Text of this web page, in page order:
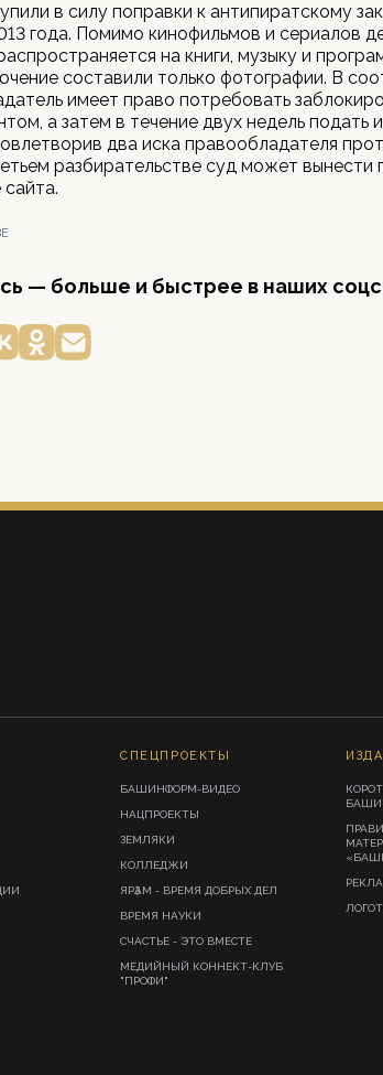
в силу поправки к антипиратскому
года. Помимо кинофильмов и сериалов
на книги, музыку и
составили только фотографии. В
имеет право потребовать
а затем в течение двух недель подать
два иска правообладателя
разбирательстве суд может вынести
— больше и быстрее в наших
СПЕЦПРОЕКТЫ
БАШИНФОРМ-ВИДЕО
НАЦПРОЕКТЫ
ЗЕМЛЯКИ
КОЛЛЕДЖИ
ЯРҘАМ - ВРЕМЯ ДОБРЫХ ДЕЛ
ВРЕМЯ НАУКИ
СЧАСТЬЕ - ЭТО ВМЕСТЕ
МЕДИЙНЫЙ КОННЕКТ-КЛУБ
"ПРОФИ"